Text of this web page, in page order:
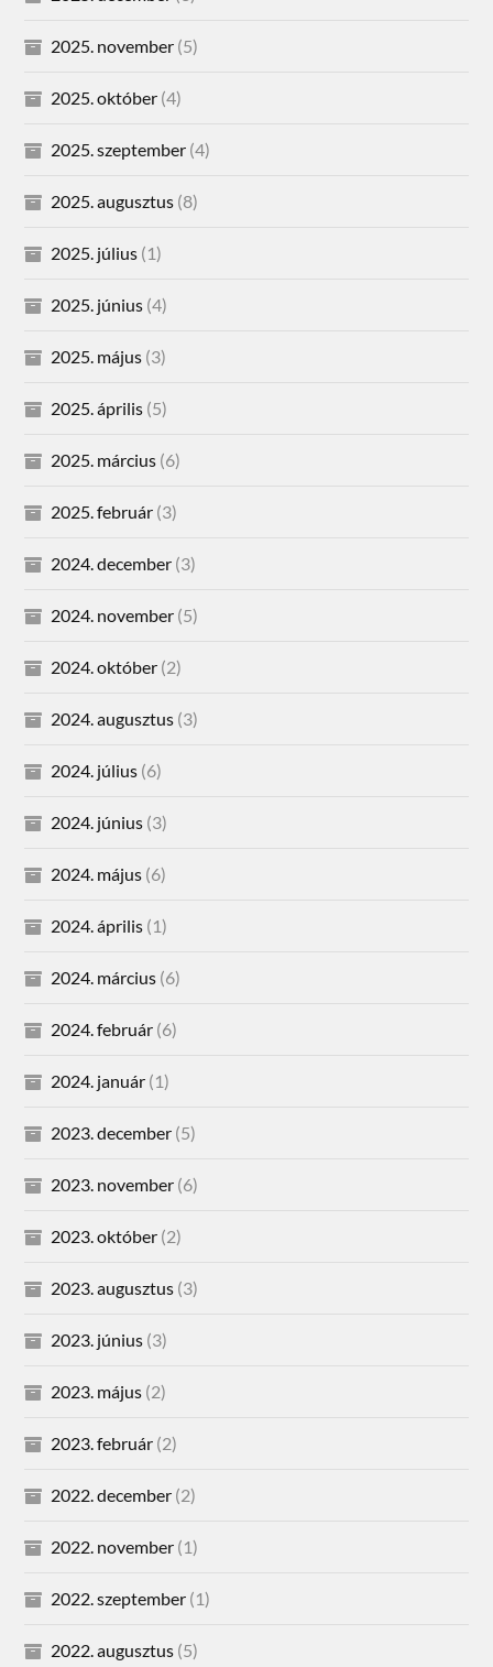
2025. november (5)
2025. október (4)
2025. szeptember (4)
2025. augusztus (8)
2025. július (1)
2025. június (4)
2025. május (3)
2025. április (5)
2025. március (6)
2025. február (3)
2024. december (3)
2024. november (5)
2024. október (2)
2024. augusztus (3)
2024. július (6)
2024. június (3)
2024. május (6)
2024. április (1)
2024. március (6)
2024. február (6)
2024. január (1)
2023. december (5)
2023. november (6)
2023. október (2)
2023. augusztus (3)
2023. június (3)
2023. május (2)
2023. február (2)
2022. december (2)
2022. november (1)
2022. szeptember (1)
2022. augusztus (5)